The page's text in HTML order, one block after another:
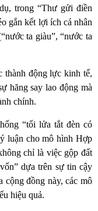
trong “Thư gửi điền
gắn kết lợi ích cá nhân
ta giàu”, “nước ta
thành động lực kinh tế,
hăng say lao động mà
chính.
“tối lửa tắt đèn có
luận cho mô hình Hợp
chỉ là việc gộp đất
dựa trên sự tin cậy
cộng đồng này, các mô
hiệu quả.